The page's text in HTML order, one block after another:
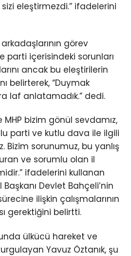
sizi eleştirmezdi.” ifadelerini
görev
parti içerisindeki sorunları
ancak bu eleştirilerin
belirterek, “Duymak
laf anlatamadık.” dedi.
MHP bizim gönül sevdamız,
parti ve kutlu dava ile ilgili
Bizim sorunumuz, bu yanlış
ve sorumlu olan il
ifadelerini kullanan
Başkanı Devlet Bahçeli’nin
ilişkin çalışmalarının
gerektiğini belirtti.
ülkücü hareket ve
vurgulayan Yavuz Öztanık, şu